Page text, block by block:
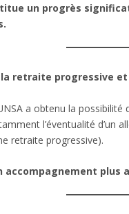
un progrès
la retraite progressive
a obtenu la
l’éventualité d’un
retraite progressive).
accompagnement